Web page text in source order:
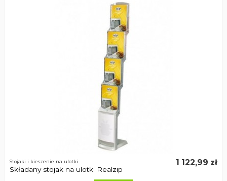
Stojaki i kieszenie na ulotki
Składany stojak na ulotki Realzip
1 122,99 zł